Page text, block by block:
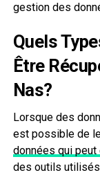
gestion des
Quels
Être
Nas?
Lorsque des
est possible de
données qui
des outils